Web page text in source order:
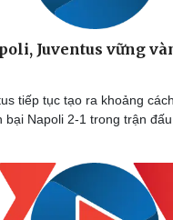
Juventus vững
tiếp tục tạo ra khoảng
bại Napoli 2-1 trong trận